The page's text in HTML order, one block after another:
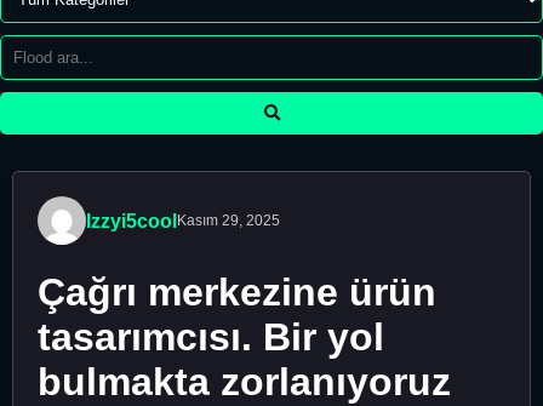
Izzyi5cool Kasım 29, 2025
Çağrı merkezine ürün
tasarımcısı. Bir yol
bulmakta zorlanıyoruz